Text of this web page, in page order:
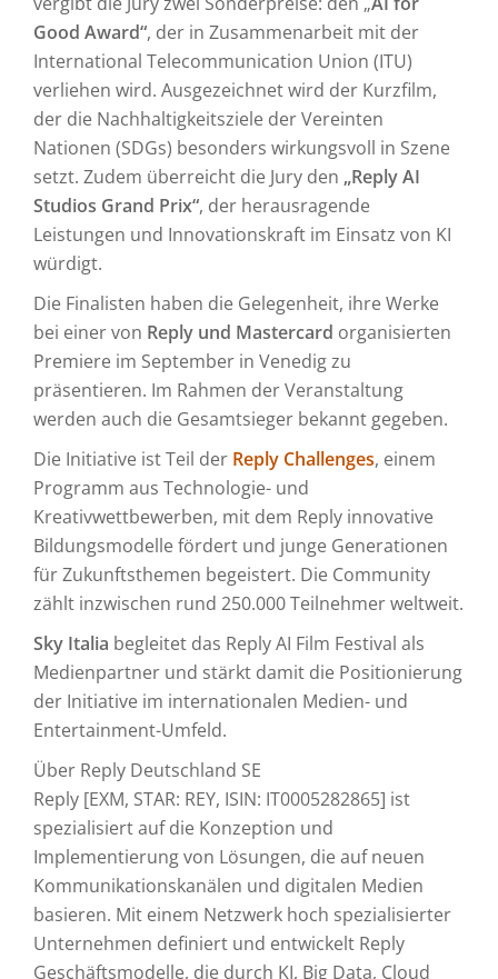
Good Award“, der in Zusammenarbeit mit der
International Telecommunication Union (ITU)
verliehen wird. Ausgezeichnet wird der Kurzfilm,
der die Nachhaltigkeitsziele der Vereinten
Nationen (SDGs) besonders wirkungsvoll in Szene
setzt. Zudem überreicht die Jury den „Reply AI
Studios Grand Prix“, der herausragende
Leistungen und Innovationskraft im Einsatz von KI
würdigt.
Die Finalisten haben die Gelegenheit, ihre Werke
bei einer von Reply und Mastercard organisierten
Premiere im September in Venedig zu
präsentieren. Im Rahmen der Veranstaltung
werden auch die Gesamtsieger bekannt gegeben.
Die Initiative ist Teil der Reply Challenges, einem
Programm aus Technologie- und
Kreativwettbewerben, mit dem Reply innovative
Bildungsmodelle fördert und junge Generationen
für Zukunftsthemen begeistert. Die Community
zählt inzwischen rund 250.000 Teilnehmer weltweit.
Sky Italia begleitet das Reply AI Film Festival als
Medienpartner und stärkt damit die Positionierung
der Initiative im internationalen Medien- und
Entertainment-Umfeld.
Über Reply Deutschland SE
Reply [EXM, STAR: REY, ISIN: IT0005282865] ist
spezialisiert auf die Konzeption und
Implementierung von Lösungen, die auf neuen
Kommunikationskanälen und digitalen Medien
basieren. Mit einem Netzwerk hoch spezialisierter
Unternehmen definiert und entwickelt Reply
Geschäftsmodelle, die durch KI, Big Data, Cloud